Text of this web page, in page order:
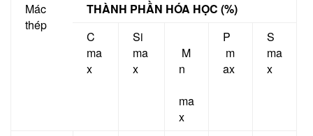
Mác
thép
THÀNH PHẦN HÓA HỌC (%)
C
ma
x
Si
ma
x
M
n
ma
x
P
m
ax
S
ma
x